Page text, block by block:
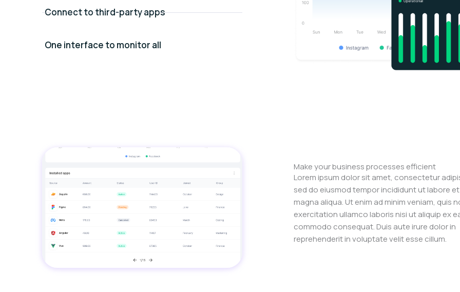
Connect to third-party apps
One interface to monitor all
Make your business processes efficient
Lorem ipsum dolor sit amet, consectetur
sed do eiusmod tempor incididunt ut labore
magna aliqua. Ut enim ad minim veniam, quis
exercitation ullamco laboris nisi ut aliquip ex
commodo consequat. Duis aute irure dolor in
reprehenderit in voluptate velit esse cillum.